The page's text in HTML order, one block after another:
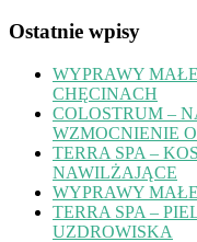
Ostatnie wpisy
WYPRAWY
CHĘCINACH
COLOSTRUM –
WZMOCNIENIE
TERRA SPA –
NAWILŻAJĄCE
WYPRAWY
TERRA SPA –
UZDROWISKA